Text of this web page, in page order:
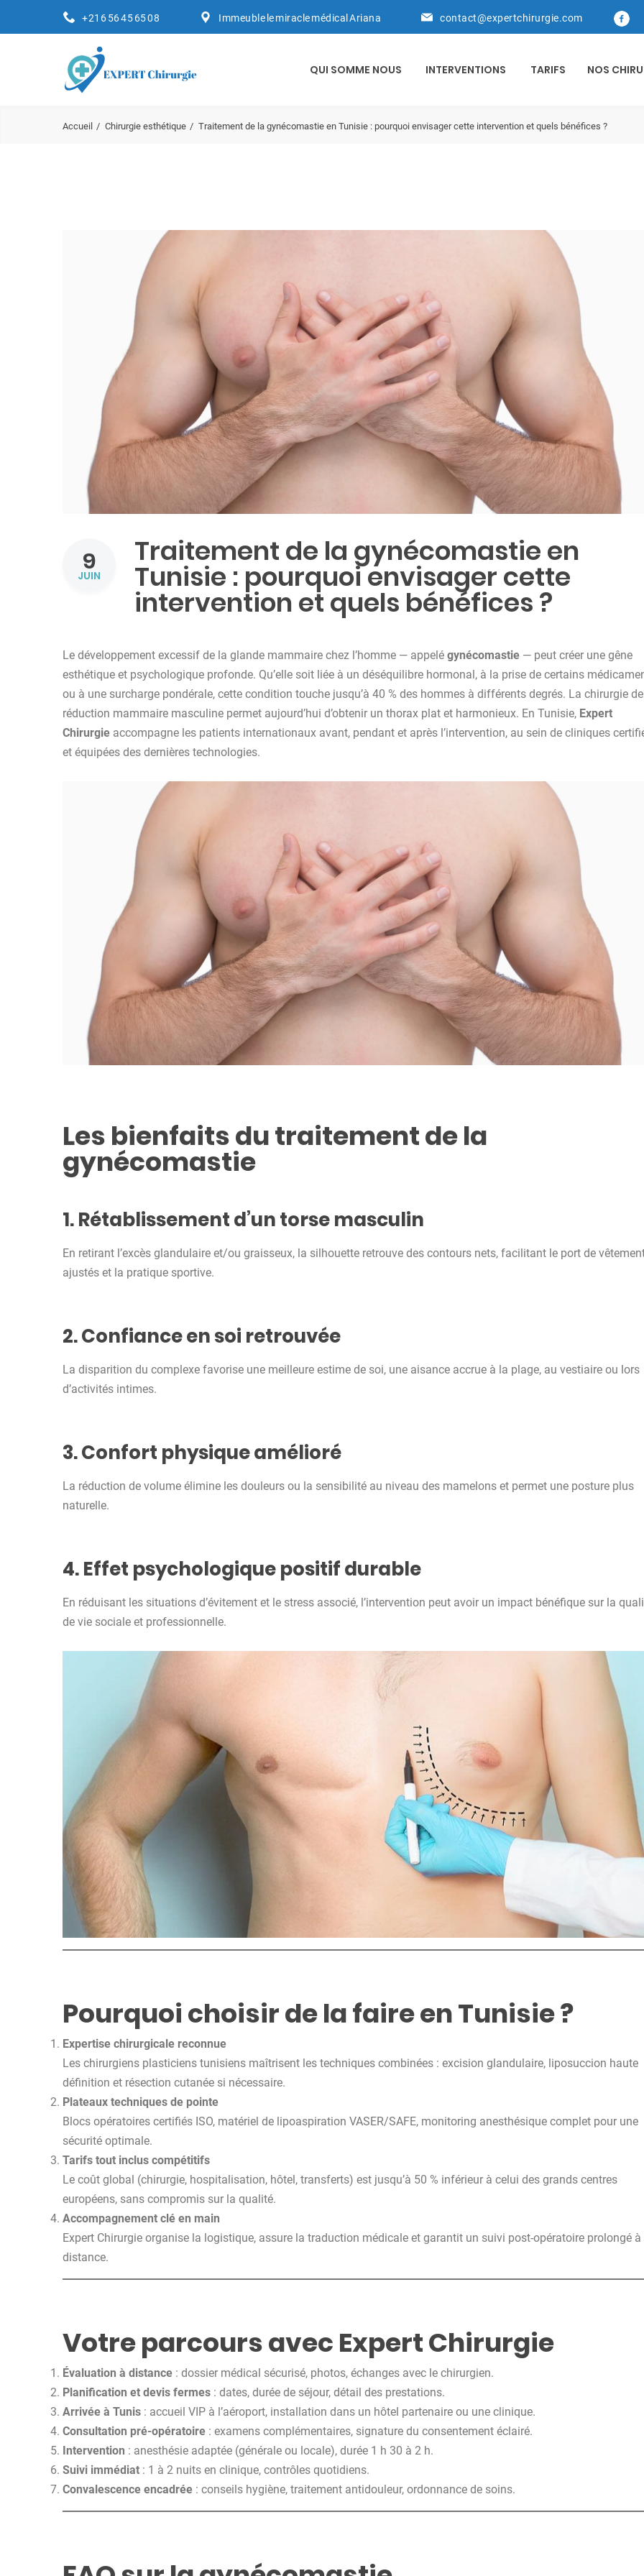
+216 56 45 65 08 Immeuble le miracle médical Ariana contact@expertchirurgie.com
QUI SOMME NOUS INTERVENTIONS TARIFS NOS
Accueil Chirurgie esthétique Traitement de la gynécomastie en Tunisie : pourquoi envisager cette intervention et quels bénéfices ?
9
JUIN
Traitement de la gynécomastie en
Tunisie : pourquoi envisager cette
intervention et quels bénéfices ?
Le développement excessif de la glande mammaire chez l’homme — appelé gynécomastie — peut créer une gêne
esthétique et psychologique profonde. Qu’elle soit liée à un déséquilibre hormonal, à la prise de certains
ou à une surcharge pondérale, cette condition touche jusqu’à 40 % des hommes à différents degrés. La chirurgie de
réduction mammaire masculine permet aujourd’hui d’obtenir un thorax plat et harmonieux. En Tunisie, Expert
Chirurgie accompagne les patients internationaux avant, pendant et après l’intervention, au sein de cliniques
et équipées des dernières technologies.
Les bienfaits du traitement de la
gynécomastie
1. Rétablissement d’un torse masculin
En retirant l’excès glandulaire et/ou graisseux, la silhouette retrouve des contours nets, facilitant le port de
ajustés et la pratique sportive.
2. Confiance en soi retrouvée
La disparition du complexe favorise une meilleure estime de soi, une aisance accrue à la plage, au vestiaire ou lors
d’activités intimes.
3. Confort physique amélioré
La réduction de volume élimine les douleurs ou la sensibilité au niveau des mamelons et permet une posture plus
naturelle.
4. Effet psychologique positif durable
En réduisant les situations d’évitement et le stress associé, l’intervention peut avoir un impact bénéfique sur la
de vie sociale et professionnelle.
Pourquoi choisir de la faire en Tunisie ?
Expertise chirurgicale reconnue
Les chirurgiens plasticiens tunisiens maîtrisent les techniques combinées : excision glandulaire, liposuccion haute
définition et résection cutanée si nécessaire.
Plateaux techniques de pointe
Blocs opératoires certifiés ISO, matériel de lipoaspiration VASER/SAFE, monitoring anesthésique complet pour une
sécurité optimale.
Tarifs tout inclus compétitifs
Le coût global (chirurgie, hospitalisation, hôtel, transferts) est jusqu’à 50 % inférieur à celui des grands centres
européens, sans compromis sur la qualité.
Accompagnement clé en main
Expert Chirurgie organise la logistique, assure la traduction médicale et garantit un suivi post-opératoire prolongé à
distance.
Votre parcours avec Expert Chirurgie
Évaluation à distance : dossier médical sécurisé, photos, échanges avec le chirurgien.
Planification et devis fermes : dates, durée de séjour, détail des prestations.
Arrivée à Tunis : accueil VIP à l’aéroport, installation dans un hôtel partenaire ou une clinique.
Consultation pré-opératoire : examens complémentaires, signature du consentement éclairé.
Intervention : anesthésie adaptée (générale ou locale), durée 1 h 30 à 2 h.
Suivi immédiat : 1 à 2 nuits en clinique, contrôles quotidiens.
Convalescence encadrée : conseils hygiène, traitement antidouleur, ordonnance de soins.